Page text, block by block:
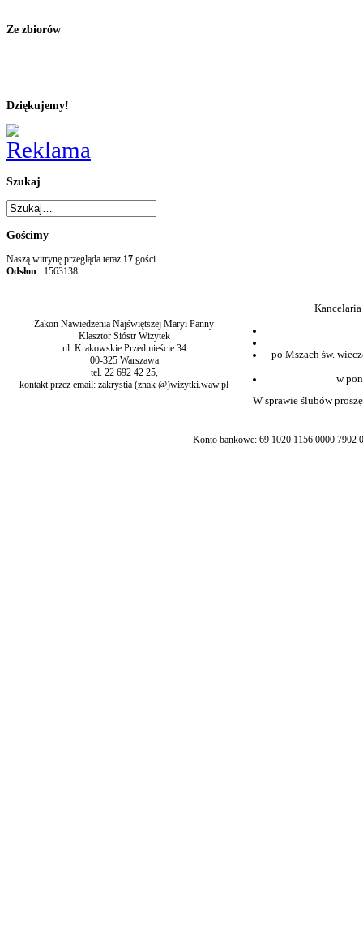
Ze zbiorów
Dziękujemy!
Szukaj
Gościmy
Naszą witrynę przegląda teraz 17 gości
Odsłon : 1563138
Zakon Nawiedzenia Najświętszej Maryi Panny
Klasztor Sióstr Wizytek
ul. Krakowskie Przedmieście 34
00-325 Warszawa
tel. 22 692 42 25,
kontakt przez email: zakrystia (znak @)wizytki.waw.pl
po Mszach św.
w
W sprawie ślubów
Konto bankowe: 69 1020 1156 0000 7902